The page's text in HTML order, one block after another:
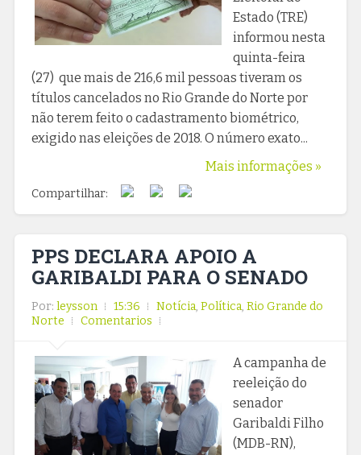
Estado (TRE)
informou nesta
quinta-feira
(27) que mais de 216,6 mil pessoas tiveram os
títulos cancelados no Rio Grande do Norte por
não terem feito o cadastramento biométrico,
exigido nas eleições de 2018. O número exato...
Mais informações »
Compartilhar:
PPS DECLARA APOIO A
GARIBALDI PARA O SENADO
Por: leysson 15:36 Notícia, Política, Rio Grande do
Norte
Comentarios
A campanha de
reeleição do
senador
Garibaldi Filho
(MDB-RN),